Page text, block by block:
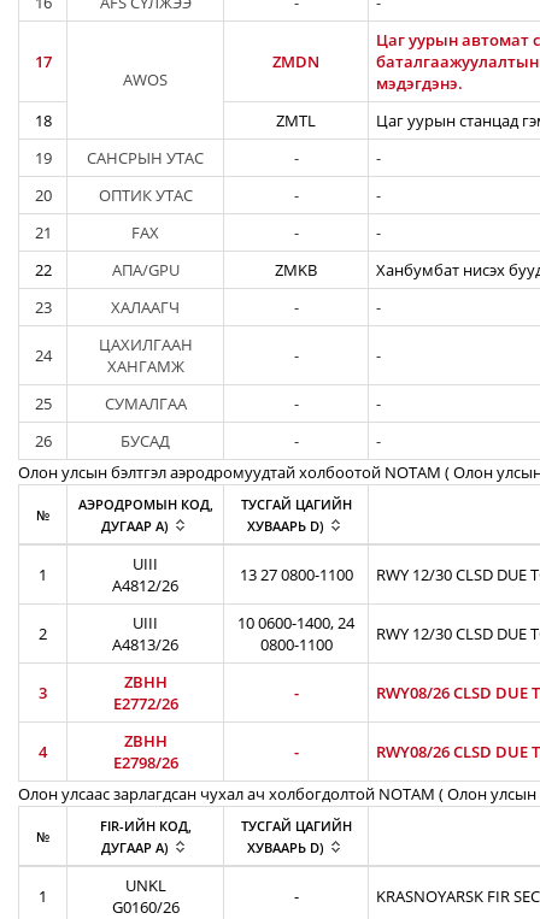
17
AWOS
ZMDN
Цаг уурын автомат
мэдэгдэнэ.
18
ZMTL
Цаг уурын станцад
19
САНСРЫН УТАС -
-
20
ОПТИК УТАС -
-
21
FAX -
-
22
АПА/GPU ZMKB
Ханбумбат нисэх
23
ХАЛААГЧ - -
24
ЦАХИЛГААН
ХАНГАМЖ
- -
25 СУМАЛГАА -
-
26
БУСАД -
-
Олон улсын бэлтгэл аэродромуудтай холбоотой NOTAM ( Oлон
№
АЭРОДРОМЫН КОД,
ДУГААР A)
ТУСГАЙ ЦАГИЙН
ХУВААРЬ D)
1
UIII
A4812/26
13 27 0800-1100 RWY 12/30 CLSD DUE
2
UIII
A4813/26
10 0600-1400, 24
0800-1100
RWY 12/30 CLSD DUE
3
ZBHH
E2772/26
- RWY08/26 CLSD DUE
4
ZBHH
E2798/26
-
RWY08/26 CLSD DUE
Олон улсаас зарлагдсан чухал ач холбогдолтой NOTAM ( Олон улсын
№
FIR-ИЙН КОД,
ДУГААР A)
ТУСГАЙ ЦАГИЙН
ХУВААРЬ D)
1
UNKL
G0160/26
- KRASNOYARSK FIR